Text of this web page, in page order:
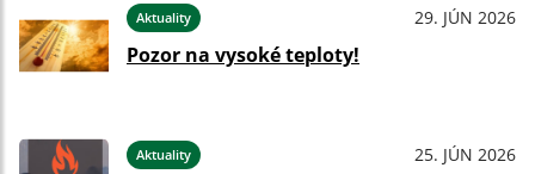
Aktuality 29. JÚN 2026
Pozor na vysoké teploty!
Aktuality 25. JÚN 2026